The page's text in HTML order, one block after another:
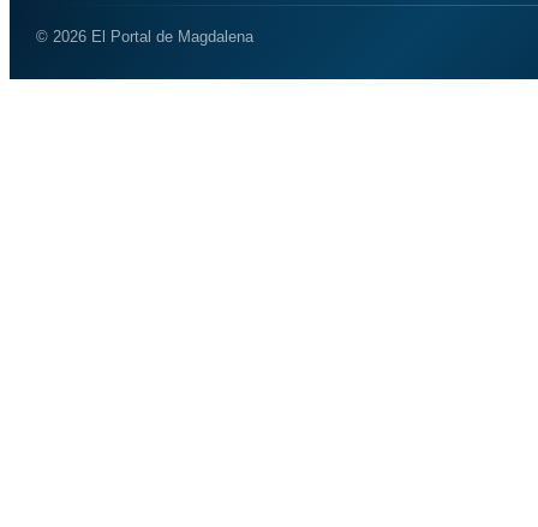
© 2026 El Portal de Magdalena